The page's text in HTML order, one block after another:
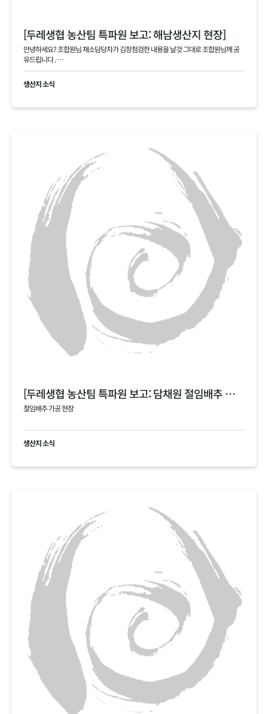
[두레생협 농산팀 특파원 보고: 해남생산지 현장]
안녕하세요? 조합원님 채소담당자가 김장점검한 내용을 날것 그대로 조합원님께 공
유드립니다 .
현재 생산지사진으로 김장생활재의 현황을 공유드립니다
생산지 소식
[두레생협 농산팀 특파원 보고: 담채원 절임배추 가공 현장]
절임배추 가공 현장
생산지 소식